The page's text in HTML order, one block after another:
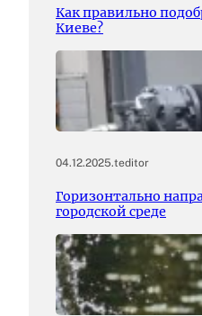
Как правильно
Киеве?
04.12.2025.teditor
Горизонтально
городской среде